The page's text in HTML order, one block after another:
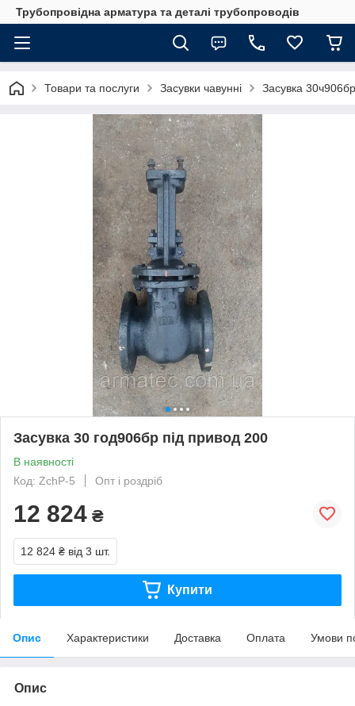
Трубопровідна арматура та деталі трубопроводів
Товари та послуги Засувки чавунні Засувка
Засувка 30 год906бр під привод 200
В наявності
Код: ZchP-5
Опт і роздріб
12 824 ₴
12 824 ₴ від 3 шт.
Купити
Опис Характеристики Доставка Оплата Умови
Опис